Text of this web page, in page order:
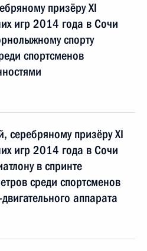
призёру XI
игр 2014 года в Сочи
спорту
спортсменов
серебряному призёру XI
игр 2014 года в Сочи
в спринте
среди спортсменов
аппарата